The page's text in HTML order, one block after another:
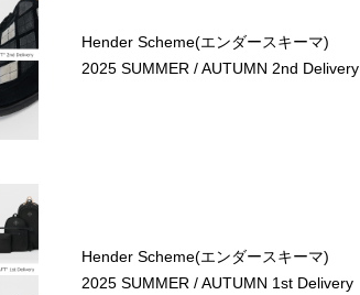
Hender Scheme(エンダースキーマ)
2025 SUMMER / AUTUMN 2nd Delivery
Hender Scheme(エンダースキーマ)
2025 SUMMER / AUTUMN 1st Delivery